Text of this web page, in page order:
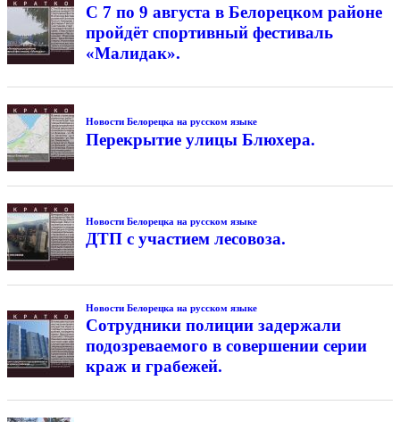
С 7 по 9 августа в Белорецком районе
пройдёт спортивный фестиваль
«Малидак».
Новости Белорецка на русском языке
Перекрытие улицы Блюхера.
Новости Белорецка на русском языке
ДТП с участием лесовоза.
Новости Белорецка на русском языке
Сотрудники полиции задержали
подозреваемого в совершении серии
краж и грабежей.